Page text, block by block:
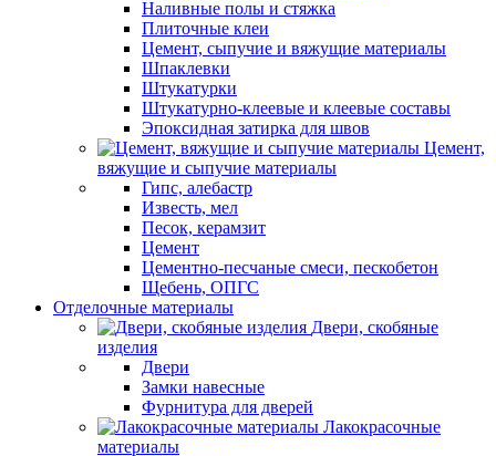
Наливные полы и стяжка
Плиточные клеи
Цемент, сыпучие и вяжущие материалы
Шпаклевки
Штукатурки
Штукатурно-клеевые и клеевые составы
Эпоксидная затирка для швов
Цемент,
вяжущие и сыпучие материалы
Гипс, алебастр
Известь, мел
Песок, керамзит
Цемент
Цементно-песчаные смеси, пескобетон
Щебень, ОПГС
Отделочные материалы
Двери, скобяные
изделия
Двери
Замки навесные
Фурнитура для дверей
Лакокрасочные
материалы